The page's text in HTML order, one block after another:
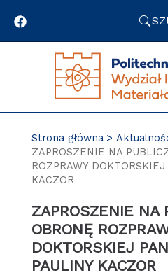
Strona główna
ZAPROSZENIE NA
ROZPRAWY
KACZOR
ZAPROSZENIE NA
OBRONĘ
DOKTORSKIEJ
PAULINY KACZOR